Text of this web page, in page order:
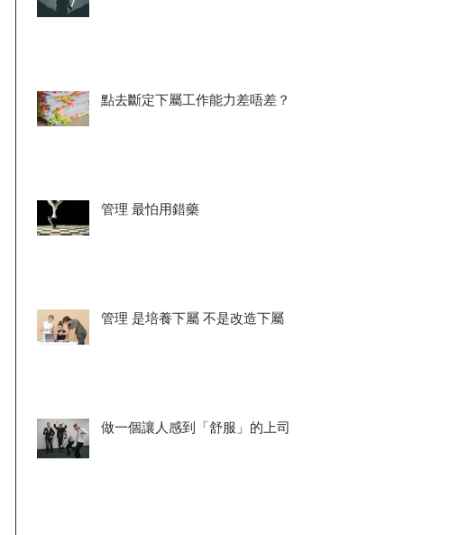
點去斷定下屬工作能力差唔差？
管理 最怕用錯藥
管理 是培養下屬 不是改造下屬
做一個讓人感到「舒服」的上司